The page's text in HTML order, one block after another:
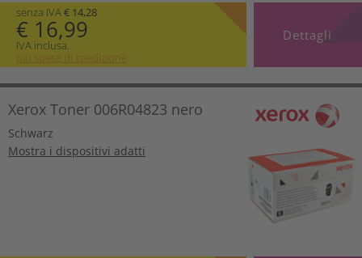
senza IVA€ 14,28
€ 16,99
IVA inclusa.
più spese di spedizione
Dettagli
Xerox Toner 006R04823 nero
Schwarz
Mostra i dispositivi adatti